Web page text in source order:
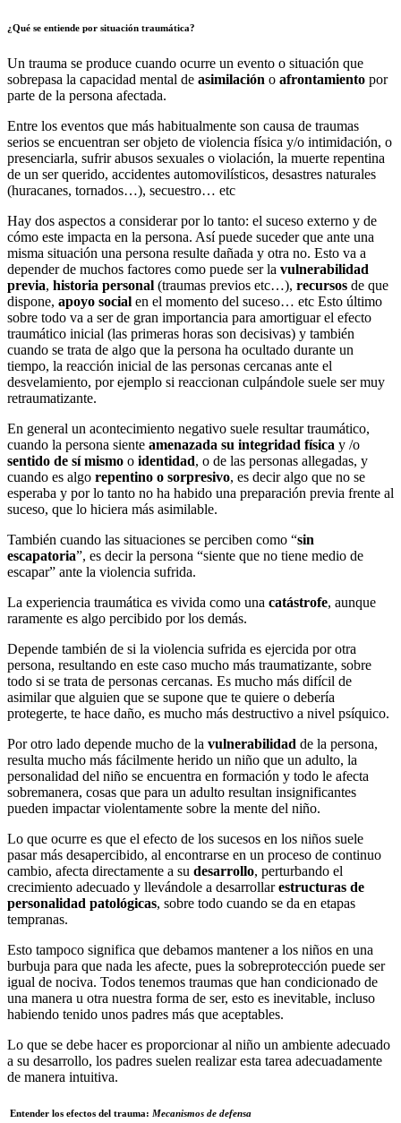
¿Qué se entiende por situación traumática?
Un trauma se produce cuando ocurre un evento o situación que
sobrepasa la capacidad mental de asimilación o afrontamiento por
parte de la persona afectada.
Entre los eventos que más habitualmente son causa de traumas
serios se encuentran ser objeto de violencia física y/o intimidación, o
presenciarla, sufrir abusos sexuales o violación, la muerte repentina
de un ser querido, accidentes automovilísticos, desastres naturales
(huracanes, tornados…), secuestro… etc
Hay dos aspectos a considerar por lo tanto: el suceso externo y de
cómo este impacta en la persona. Así puede suceder que ante una
misma situación una persona resulte dañada y otra no. Esto va a
depender de muchos factores como puede ser la vulnerabilidad
previa, historia personal (traumas previos etc…), recursos de que
dispone, apoyo social en el momento del suceso… etc Esto último
sobre todo va a ser de gran importancia para amortiguar el efecto
traumático inicial (las primeras horas son decisivas) y también
cuando se trata de algo que la persona ha ocultado durante un
tiempo, la reacción inicial de las personas cercanas ante el
desvelamiento, por ejemplo si reaccionan culpándole suele ser muy
retraumatizante.
En general un acontecimiento negativo suele resultar traumático,
cuando la persona siente amenazada su integridad física y /o
sentido de sí mismo o identidad, o de las personas allegadas, y
cuando es algo repentino o sorpresivo, es decir algo que no se
esperaba y por lo tanto no ha habido una preparación previa frente al
suceso, que lo hiciera más asimilable.
También cuando las situaciones se perciben como “sin
escapatoria”, es decir la persona “siente que no tiene medio de
escapar” ante la violencia sufrida.
La experiencia traumática es vivida como una catástrofe, aunque
raramente es algo percibido por los demás.
Depende también de si la violencia sufrida es ejercida por otra
persona, resultando en este caso mucho más traumatizante, sobre
todo si se trata de personas cercanas. Es mucho más difícil de
asimilar que alguien que se supone que te quiere o debería
protegerte, te hace daño, es mucho más destructivo a nivel psíquico.
Por otro lado depende mucho de la vulnerabilidad de la persona,
resulta mucho más fácilmente herido un niño que un adulto, la
personalidad del niño se encuentra en formación y todo le afecta
sobremanera, cosas que para un adulto resultan insignificantes
pueden impactar violentamente sobre la mente del niño.
Lo que ocurre es que el efecto de los sucesos en los niños suele
pasar más desapercibido, al encontrarse en un proceso de continuo
cambio, afecta directamente a su desarrollo, perturbando el
crecimiento adecuado y llevándole a desarrollarestructuras de
personalidad patológicas, sobre todo cuando se da en etapas
tempranas.
Esto tampoco significa que debamos mantener a los niños en una
burbuja para que nada les afecte, pues la sobreprotección puede ser
igual de nociva. Todos tenemos traumas que han condicionado de
una manera u otra nuestra forma de ser, esto es inevitable, incluso
habiendo tenido unos padres más que aceptables.
Lo que se debe hacer es proporcionar al niño un ambiente adecuado
a su desarrollo, los padres suelen realizar esta tarea adecuadamente
de manera intuitiva.
Entender los efectos del trauma: Mecanismos de defensa